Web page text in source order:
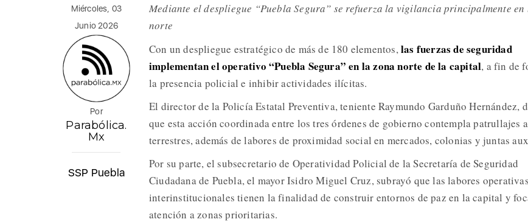
Miércoles, 03
Junio 2026
Por
Parabólica.
Mx
SSP Puebla
Mediante el despliegue “Puebla Segura” se refuerza la vigilancia principalmente en
norte
Con un despliegue estratégico de más de 180 elementos,las fuerzas de seguridad
implementan el operativo “Puebla Segura” en la zona norte de la capital, a fin de
la presencia policial e inhibir actividades ilícitas.
El director de la Policía Estatal Preventiva, teniente Raymundo Garduño Hernández,
que esta acción coordinada entre los tres órdenes de gobierno contempla patrullajes
terrestres, además de labores de proximidad social en mercados, colonias y juntas
Por su parte, el subsecretario de Operatividad Policial de la Secretaría de Seguridad
Ciudadana de Puebla, el mayor Isidro Miguel Cruz, subrayó que las labores operativas
interinstitucionales tienen la finalidad de construir entornos de paz en la capital y
atención a zonas prioritarias.